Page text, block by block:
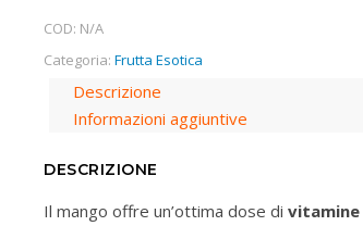
COD: N/A
Categoria: Frutta Esotica
Descrizione
Informazioni aggiuntive
DESCRIZIONE
Il mango offre un’ottima dose di vitamine